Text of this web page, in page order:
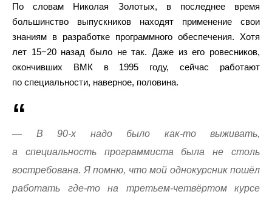
По словам Николая Золотых, в последнее время
большинство выпускников находят применение свои
знаниям в разработке программного обеспечения. Хотя
лет 15−20 назад было не так. Даже из его ровесников,
окончивших ВМК в 1995 году, сейчас работают
по специальности, наверное, половина.
— В 90-х надо было как-то выживать,
а специальность программиста была не столь
востребована. Я помню, что мой однокурсник пошёл
работать где-то на третьем-четвёртом курсе